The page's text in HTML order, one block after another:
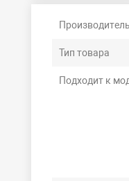
Тип товара
Подходит к